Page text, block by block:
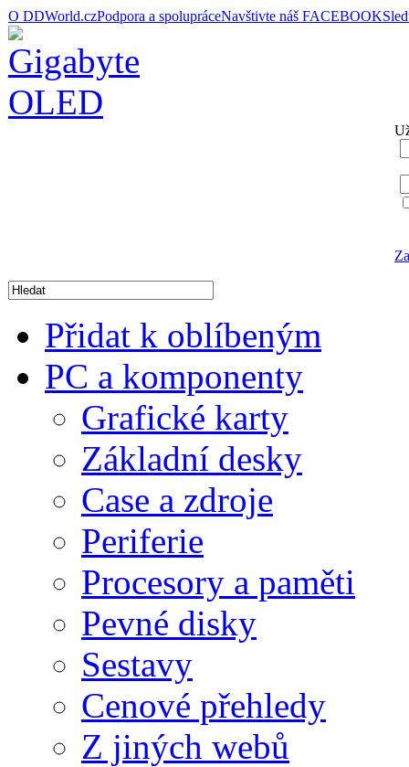
O DDWorld.czPodpora a spolupráceNavštivte náš FACEBOOK
Přidat k oblíbeným
PC a komponenty
Grafické karty
Základní desky
Case a zdroje
Periferie
Procesory a paměti
Pevné disky
Sestavy
Cenové přehledy
Z jiných webů